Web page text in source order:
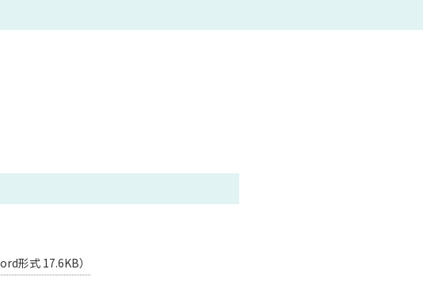
形式 17.6KB）